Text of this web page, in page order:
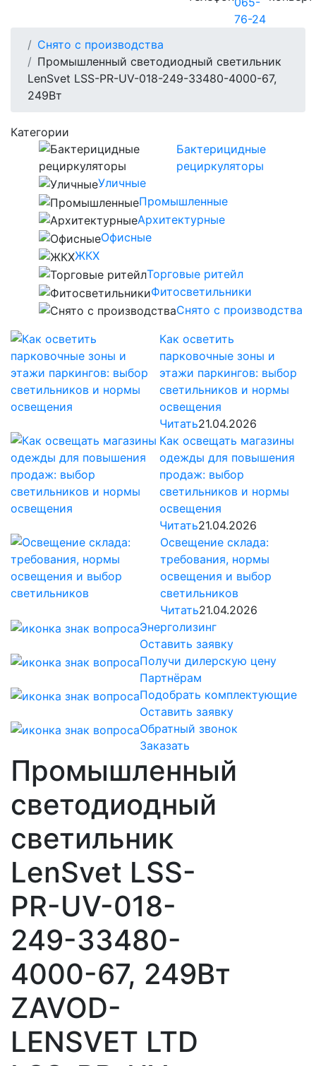
76-24
Снято с производства
Промышленный светодиодный светильник
LenSvet LSS-PR-UV-018-249-33480-4000-67,
249Вт
Категории
Бактерицидные
рециркуляторы
Уличные
Промышленные
Архитектурные
Офисные
ЖКХ
Торговые ритейл
Фитосветильники
Снято с производства
Как осветить
парковочные зоны и
этажи паркингов: выбор
светильников и нормы
освещения
Читать21.04.2026
Как освещать магазины
одежды для повышения
продаж: выбор
светильников и нормы
освещения
Читать21.04.2026
Освещение склада:
требования, нормы
освещения и выбор
светильников
Читать21.04.2026
Энерголизинг
Оставить заявку
Получи дилерскую цену
Партнёрам
Подобрать комплектующие
Оставить заявку
Обратный звонок
Заказать
Промышленный
светодиодный
светильник
LenSvet LSS-
PR-UV-018-
249-33480-
4000-67, 249Вт
ZAVOD-
LENSVET LTD